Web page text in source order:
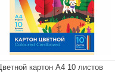
Цветной картон А4 10 листов